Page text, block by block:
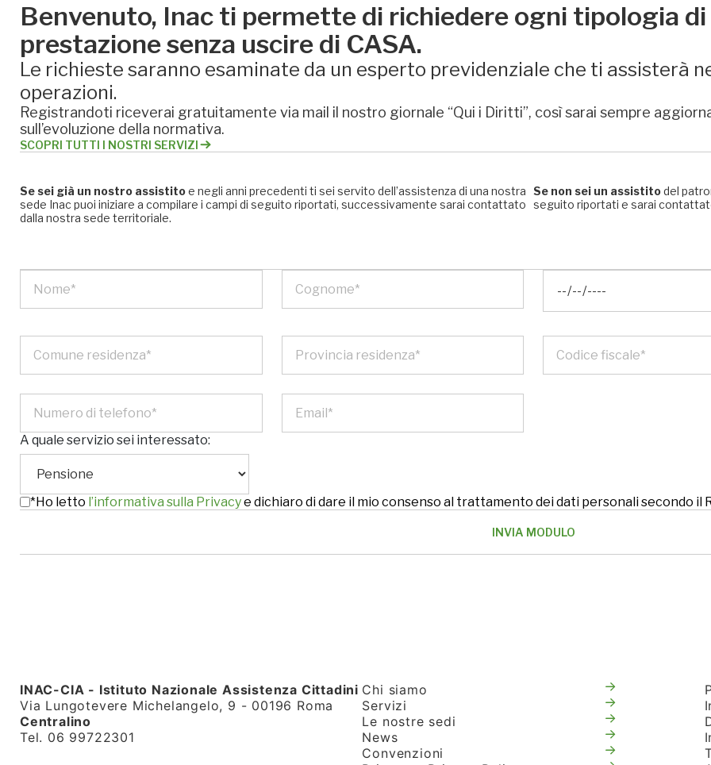
Benvenuto, Inac ti permette di richiedere ogni tipologia di
prestazione senza uscire di CASA.
Le richieste saranno esaminate da un esperto previdenziale che ti assisterà
operazioni.
Registrandoti riceverai gratuitamente via mail il nostro giornale “Qui i Diritti”, così sarai sempre
sull’evoluzione della normativa.
SCOPRI TUTTI I NOSTRI SERVIZI
Se sei già un nostro assistitoe negli anni precedenti ti sei servito dell’assistenza di una nostra
sede Inac puoi iniziare a compilare i campi di seguito riportati, successivamente sarai contattato
dalla nostra sede territoriale.
Se non sei un assistitodel
seguito riportati e sarai
A quale servizio sei interessato:
*Ho letto l’informativa sulla Privacye dichiaro di dare il mio consenso al trattamento dei dati personali secondo il
INAC-CIA - Istituto Nazionale Assistenza Cittadini
Via Lungotevere Michelangelo, 9 - 00196 Roma
Centralino
Tel. 06 99722301
Chi siamo
Servizi
Le nostre sedi
News
Convenzioni